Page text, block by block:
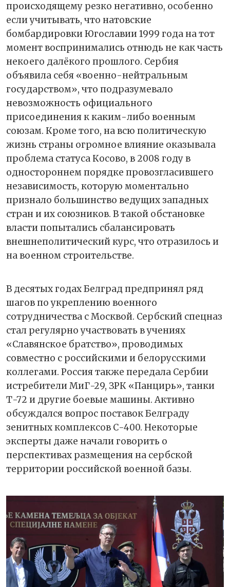
происходящему резко негативно, особенно
если учитывать, что натовские
бомбардировки Югославии 1999 года на тот
момент воспринимались отнюдь не как часть
некоего далёкого прошлого. Сербия
объявила себя «военно-нейтральным
государством», что подразумевало
невозможность официального
присоединения к каким-либо военным
союзам. Кроме того, на всю политическую
жизнь страны огромное влияние оказывала
проблема статуса Косово, в 2008 году в
одностороннем порядке провозгласившего
независимость, которую моментально
признало большинство ведущих западных
стран и их союзников. В такой обстановке
власти попытались сбалансировать
внешнеполитический курс, что отразилось и
на военном строительстве.
В десятых годах Белград предпринял ряд
шагов по укреплению военного
сотрудничества с Москвой. Сербский спецназ
стал регулярно участвовать в учениях
«Славянское братство», проводимых
совместно с российскими и белорусскими
коллегами. Россия также передала Сербии
истребители МиГ-29, ЗРК «Панцирь», танки
Т-72 и другие боевые машины. Активно
обсуждался вопрос поставок Белграду
зенитных комплексов С-400. Некоторые
эксперты даже начали говорить о
перспективах размещения на сербской
территории российской военной базы.